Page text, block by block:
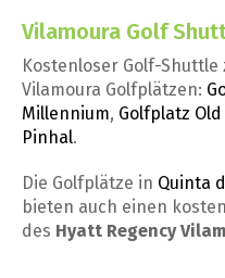
Vilamoura Golf
Kostenloser Golf-Shuttle
Vilamoura Golfplätzen:
Millennium, Golfplatz Old
Pinhal.
Die Golfplätze in Quinta
bieten auch einen
des Hyatt Regency